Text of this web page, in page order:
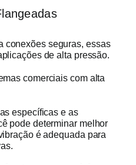
conexões seguras, essas
de alta pressão.
comerciais com alta
específicas e as
pode determinar melhor
é adequada para